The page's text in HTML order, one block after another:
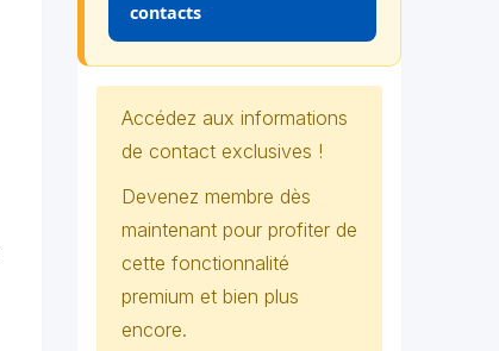
contacts
Accédez aux informations
de contact exclusives !
Devenez membre dès
maintenant pour profiter de
cette fonctionnalité
premium et bien plus
encore.